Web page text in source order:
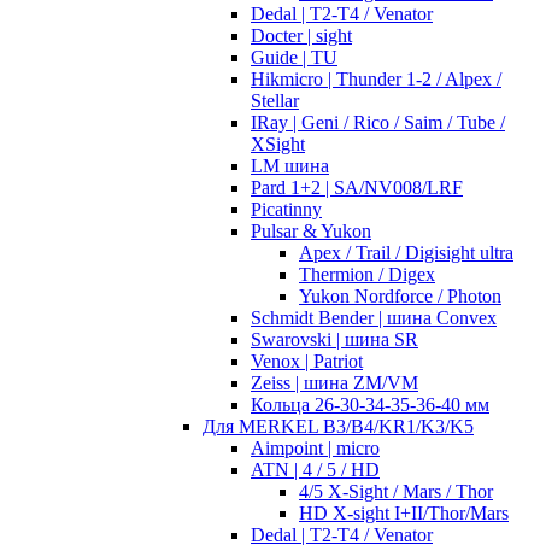
Dedal | T2-T4 / Venator
Docter | sight
Guide | TU
Hikmicro | Thunder 1-2 / Alpex /
Stellar
IRay | Geni / Rico / Saim / Tube /
XSight
LM шина
Pard 1+2 | SA/NV008/LRF
Picatinny
Pulsar & Yukon
Apex / Trail / Digisight ultra
Thermion / Digex
Yukon Nordforce / Photon
Schmidt Bender | шина Convex
Swarovski | шина SR
Venox | Patriot
Zeiss | шина ZM/VM
Кольца 26-30-34-35-36-40 мм
Для MERKEL B3/B4/KR1/K3/K5
Aimpoint | micro
ATN | 4 / 5 / HD
4/5 X-Sight / Mars / Thor
HD X-sight I+II/Thor/Mars
Dedal | T2-T4 / Venator